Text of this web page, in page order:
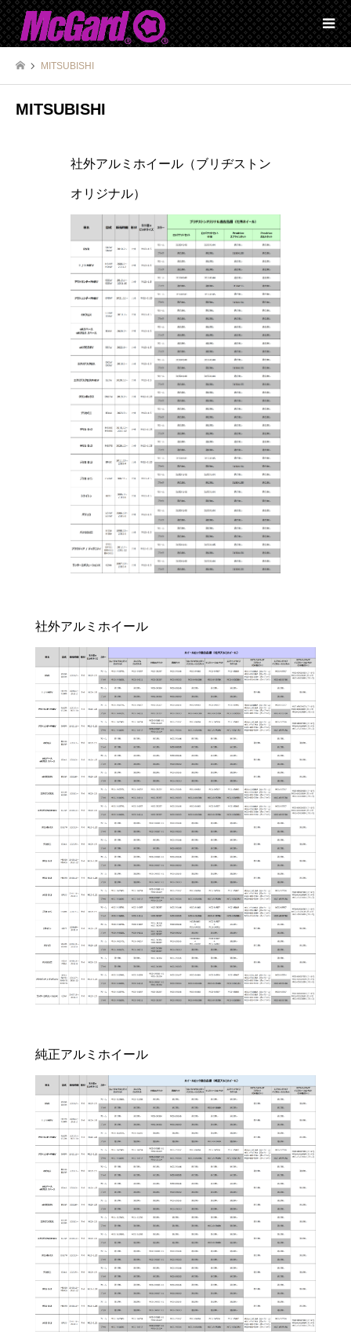
MITSUBISHI
MITSUBISHI
社外アルミホイール（ブリヂストン
オリジナル）
社外アルミホイール
純正アルミホイール